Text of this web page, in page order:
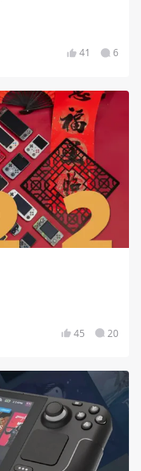
41 6
45 20